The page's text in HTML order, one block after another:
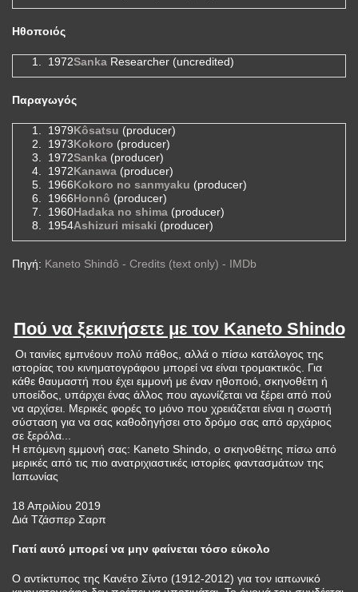
Ηθοποιός
1972Sanka Researcher (uncredited)
Παραγωγός
1979Kôsatsu (producer)
1973Kokoro (producer)
1972Sanka (producer)
1972Kanawa (producer)
1966Kokoro no sanmyaku (producer)
1966Honnô (producer)
1960Hadaka no shima (producer)
1954Ashizuri misaki (producer)
Πηγή: Kaneto Shindô - Credits (text only) - IMDb
Πού να ξεκινήσετε με τον Kaneto Shindo
Οι ταινίες εμπνέουν πολύ πάθος, αλλά ο πίσω κατάλογος της
ιστορίας του κινηματογράφου μπορεί να είναι τρομακτικός. Για
κάθε θαυμαστή που έχει εμμονή με έναν ηθοποιό, σκηνοθέτη ή
υποείδος, υπάρχει ένας άλλος που αγωνίζεται να ξέρει από πού
να αρχίσει. Μερικές φορές το μόνο που χρειάζεται είναι η σωστή
σύσταση για να σας καθοδηγήσει στο δρόμο σας από αρχάριος
σε ξερόλα...
Η επόμενη εμμονή σας: Kaneto Shindo, ο σκηνοθέτης πίσω από
μερικές από τις πιο ανατριχιαστικές ιστορίες φαντασμάτων της
Ιαπωνίας
18 Απριλίου 2019
Διά Τζάσπερ Σαρπ
Γιατί αυτό μπορεί να μην φαίνεται τόσο εύκολο
Ο αντίκτυπος της Κανέτο Σίντο (1912-2012) για τον ιαπωνικό